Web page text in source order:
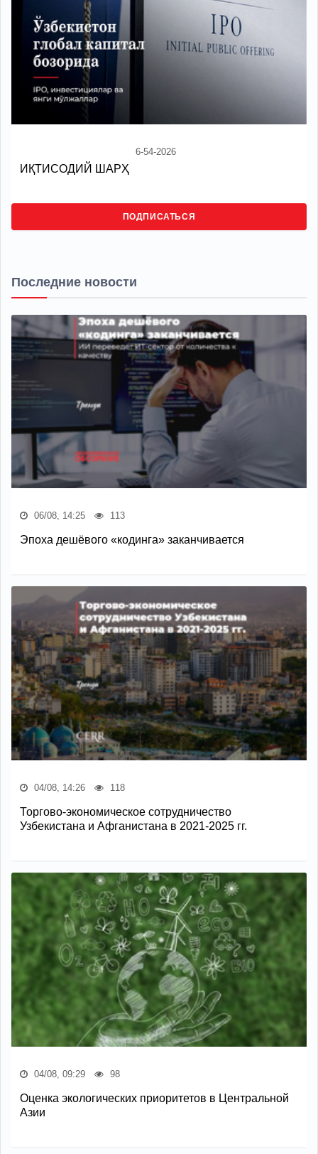
6-54-2026
ИҚТИСОДИЙ ШАРҲ
ПОДПИСАТЬСЯ
Последние новости
06/08, 14:25 113
Эпоха дешёвого «кодинга» заканчивается
04/08, 14:26 118
Торгово-экономическое сотрудничество
Узбекистана и Афганистана в 2021-2025 гг.
04/08, 09:29 98
Оценка экологических приоритетов в Центральной
Азии